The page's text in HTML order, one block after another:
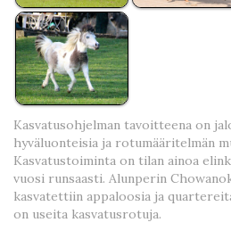
Kasvatusohjelman tavoitteena on
hyväluonteisia ja rotumääritelmän
Kasvatustoiminta on tilan ainoa
vuosi runsaasti. Alunperin
kasvatettiin appaloosia ja
on useita kasvatusrotuja.